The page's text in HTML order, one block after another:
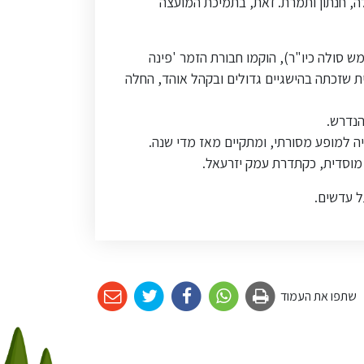
סולה כיו"ר), הוקמו חבורת הזמר 'פינה
שזכתה בהישגיים גדולים ובקהל אוהד, החלה
למופע מסורתי, ומתקיים מאז מדי שנה.
כקתדרת עמק יזרעאל.
שתפו את העמוד